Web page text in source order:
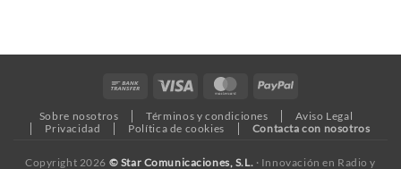
Bank
Visa MasterCardPayPal
Sobre nosotros Términos y condiciones
Aviso Legal
Privacidad
Política de cookies Contacta con nosotros
Copyright 2026 © Star Comunicaciones, S.L. · Innovación en Radio y